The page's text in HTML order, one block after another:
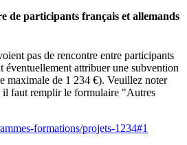
de participants français et allemands
pas de rencontre entre participants
éventuellement attribuer une subvention
maximale de 1 234 €). Veuillez noter
il faut remplir le formulaire "Autres
formations/projets-1234#1